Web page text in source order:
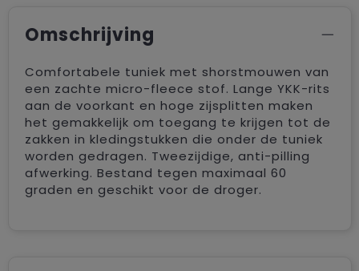
Omschrijving
Comfortabele tuniek met shorstmouwen van
een zachte micro-fleece stof. Lange YKK-rits
aan de voorkant en hoge zijsplitten maken
het gemakkelijk om toegang te krijgen tot de
zakken in kledingstukken die onder de tuniek
worden gedragen. Tweezijdige, anti-pilling
afwerking. Bestand tegen maximaal 60
graden en geschikt voor de droger.